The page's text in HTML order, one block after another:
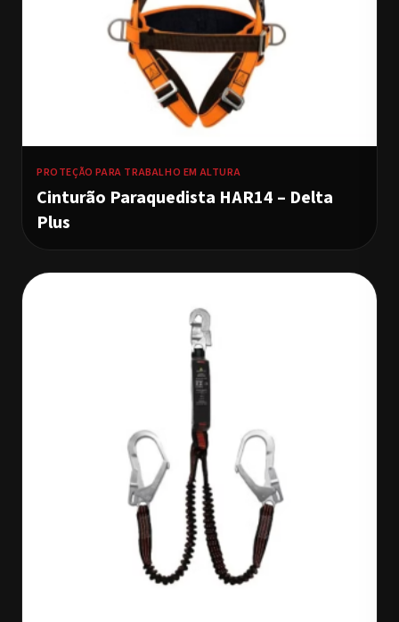
PROTEÇÃO PARA TRABALHO EM ALTURA
Cinturão Paraquedista HAR14 – Delta
Plus